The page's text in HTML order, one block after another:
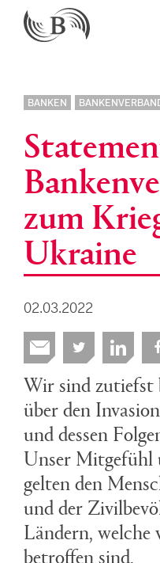
BANKEN
zum
Ukraine
02.03.2022
Wir sind zutiefst
über den
und dessen
Unser Mitgefühl
gelten den
und der
Ländern, welche
betroffen sind.